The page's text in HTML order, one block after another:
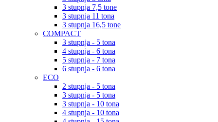
3 stupnja 7,5 tone
3 stupnja 11 tona
3 stupnja 16,5 tone
COMPACT
3 stupnja - 5 tona
4 stupnja - 6 tona
5 stupnja - 7 tona
6 stupnja - 6 tona
ECO
2 stupnja - 5 tona
3 stupnja - 5 tona
3 stupnja - 10 tona
4 stupnja - 10 tona